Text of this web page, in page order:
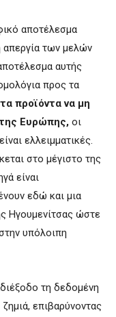
αποτέλεσμα
απεργία των μελών
αυτής
προς τα
τα προϊόντα να μη
Ευρώπης, οι
ελλειμματικές.
στο μέγιστο της
είναι
εδώ και μια
Ηγουμενίτσας ώστε
υπόλοιπη
τη δεδομένη
επιβαρύνοντας